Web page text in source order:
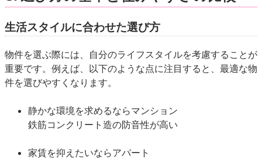
生活スタイルに合わせた選び方
物件を選ぶ際には、自分のライフスタイルを考慮することが
重要です。例えば、以下のような点に注目すると、最適な物
件を選びやすくなります。
静かな環境を求めるならマンション
鉄筋コンクリート造の防音性が高い
家賃を抑えたいならアパート